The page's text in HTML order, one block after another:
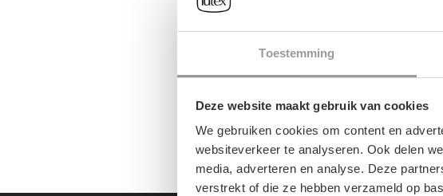
Toestemming
Deze website maakt gebruik van cookies
We gebruiken cookies om content en
websiteverkeer te analyseren. Ook delen
media, adverteren en analyse. Deze
verstrekt of die ze hebben verzameld op
DAMES-
ABRO
€150,00